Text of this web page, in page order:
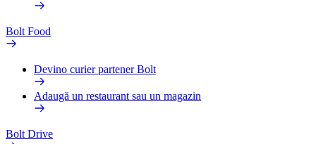
Bolt Food
Devino curier partener Bolt
Adaugă un restaurant sau un magazin
Bolt Drive